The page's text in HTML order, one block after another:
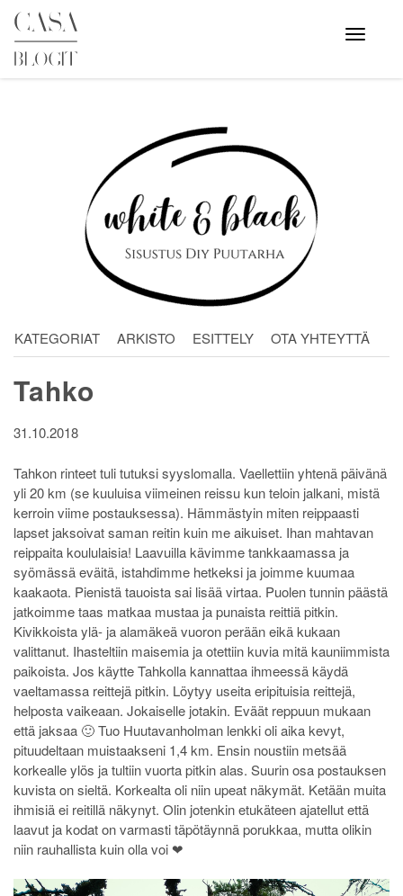
Skip
content
Avaa
valikko
KATEGORIAT ARKISTO ESITTELY OTA YHTEYTTÄ
Tahko
31.10.2018
Tahkon rinteet tuli tutuksi syyslomalla. Vaellettiin yhtenä päivänä
yli 20 km (se kuuluisa viimeinen reissu kun teloin jalkani, mistä
kerroin viime postauksessa). Hämmästyin miten reippaasti
lapset jaksoivat saman reitin kuin me aikuiset. Ihan mahtavan
reippaita koululaisia! Laavuilla kävimme tankkaamassa ja
syömässä eväitä, istahdimme hetkeksi ja joimme kuumaa
kaakaota. Pienistä tauoista sai lisää virtaa. Puolen tunnin päästä
jatkoimme taas matkaa mustaa ja punaista reittiä pitkin.
Kivikkoista ylä- ja alamäkeä vuoron perään eikä kukaan
valittanut. Ihasteltiin maisemia ja otettiin kuvia mitä kauniimmista
paikoista. Jos käytte Tahkolla kannattaa ihmeessä käydä
vaeltamassa reittejä pitkin. Löytyy useita eripituisia reittejä,
helposta vaikeaan. Jokaiselle jotakin. Eväät reppuun mukaan
että jaksaa 🙂 Tuo Huutavanholman lenkki oli aika kevyt,
pituudeltaan muistaakseni 1,4 km. Ensin noustiin metsää
korkealle ylös ja tultiin vuorta pitkin alas. Suurin osa postauksen
kuvista on sieltä. Korkealta oli niin upeat näkymät. Ketään muita
ihmisiä ei reitillä näkynyt. Olin jotenkin etukäteen ajatellut että
laavut ja kodat on varmasti täpötäynnä porukkaa, mutta olikin
niin rauhallista kuin olla voi ❤